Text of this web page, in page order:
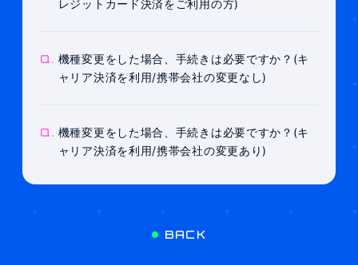
レジットカード決済をご利用の方)
Q. 機種変更をした場合、手続きは必要ですか？(キ
ャリア決済を利用/携帯会社の変更なし)
Q. 機種変更をした場合、手続きは必要ですか？(キ
ャリア決済を利用/携帯会社の変更あり)
BACK